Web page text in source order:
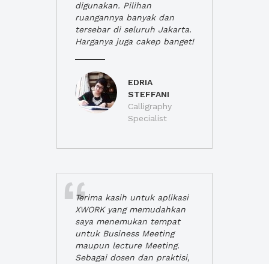
digunakan. Pilihan
ruangannya banyak dan
tersebar di seluruh Jakarta.
Harganya juga cakep banget!
EDRIA
STEFFANI
Calligraphy
Specialist
Terima kasih untuk aplikasi
XWORK yang memudahkan
saya menemukan tempat
untuk Business Meeting
maupun lecture Meeting.
Sebagai dosen dan praktisi,